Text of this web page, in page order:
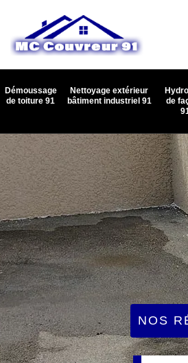
Démoussage
de toiture 91
Nettoyage extérieur
bâtiment industriel 91
de
NOS